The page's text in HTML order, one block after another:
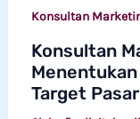
Konsultan
Konsultan
Target Pasar